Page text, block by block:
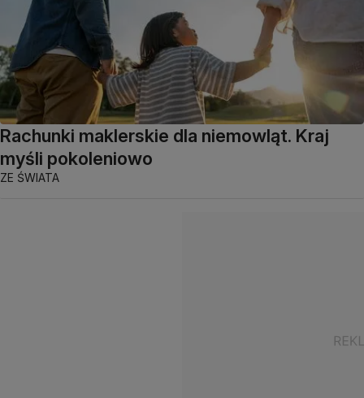
Rachunki maklerskie dla niemowląt. Kraj
myśli pokoleniowo
ZE ŚWIATA